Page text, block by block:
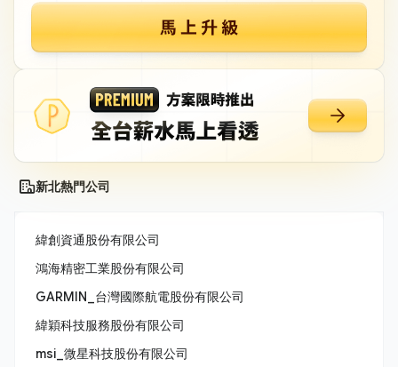
新北熱門公司
緯創資通股份有限公司
鴻海精密工業股份有限公司
GARMIN_台灣國際航電股份有限公司
緯穎科技服務股份有限公司
msi_微星科技股份有限公司